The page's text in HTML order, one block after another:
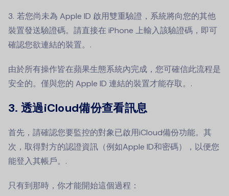
若您尚未為 Apple ID 啟用雙重驗證，系統將向您的其他
裝置發送驗證碼。請直接在 iPhone 上輸入該驗證碼，即可
確認您欲連結的裝置。.
由於所有操作皆在蘋果生態系統內完成，您可確信此流程是
安全的。僅與您的 Apple ID 連結的裝置才能存取。.
3. 透過iCloud備份查看訊息
首先，請確認您要監控的對象已啟用iCloud備份功能。其
次，取得對方的認證資訊（例如Apple ID和密碼），以便您
能登入其帳戶。.
只有到那時，你才能開始這個過程：